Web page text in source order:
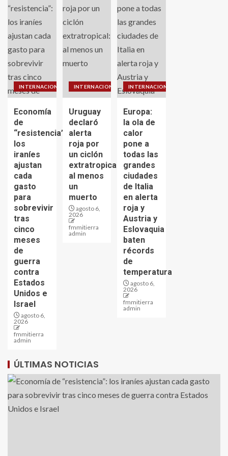
INTERNACIONALES
Economía
de
“resistencia”:
los
iraníes
ajustan
cada
gasto
para
sobrevivir
tras
cinco
meses
de
guerra
contra
Estados
Unidos e
Israel
agosto 6,
2026
fmmitierra
admin
INTERNACIONALES
Uruguay
declaró
alerta
roja por
un ciclón
extratropical:
al menos
un
muerto
agosto 6,
2026
fmmitierra
admin
INTERNACIONALES
Europa:
la ola de
calor
pone a
todas las
grandes
ciudades
de Italia
en alerta
roja y
Austria y
Eslovaquia
baten
récords
de
temperatura
agosto 6,
2026
fmmitierra
admin
ÚLTIMAS NOTICIAS